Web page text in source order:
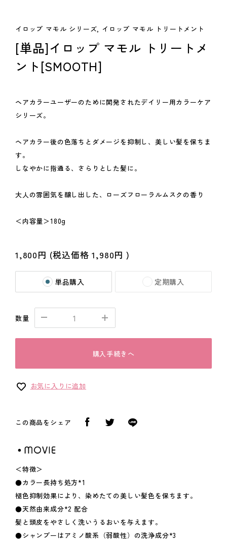
イロップ マモル シリーズ, イロップ マモル トリートメント
[単品]イロップ マモル トリートメ
ント[SMOOTH]
ヘアカラーユーザーのために開発されたデイリー用カラーケア
シリーズ。
ヘアカラー後の色落ちとダメージを抑制し、美しい髪を保ちま
す。
しなやかに指通る、さらりとした髪に。
大人の雰囲気を醸し出した、ローズフローラルムスクの香り
＜内容量＞180g
1,800円 (税込価格1,980円 )
単品購入 定期購入
数量
購入手続きへ
お気に入りに追加
この商品をシェア
＜特徴＞
●カラー長持ち処方*1
褪色抑制効果により、染めたての美しい髪色を保ちます。
●天然由来成分*2 配合
髪と頭皮をやさしく洗いうるおいを与えます。
●シャンプーはアミノ酸系（弱酸性）の洗浄成分*3